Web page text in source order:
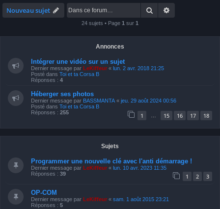
Nouveau sujet Rechercher
24 sujets • Page 1 sur 1
Annonces
Intégrer une vidéo sur un sujet
Dernier message par LeKiffeur « lun. 2 avr. 2018 21:25
Posté dans Toi et ta Corsa B
Réponses : 4
Héberger ses photos
Dernier message par BASSMANTA « jeu. 29 août 2024 00:56
Posté dans Toi et ta Corsa B
Réponses : 255 1 15 16 17 18
Sujets
Programmer une nouvelle clé avec l'anti démarrage !
Dernier message par LeKiffeur « lun. 10 avr. 2023 11:35
Réponses : 39 1 2 3
OP-COM
Dernier message par LeKiffeur « sam. 1 août 2015 23:21
Réponses : 5